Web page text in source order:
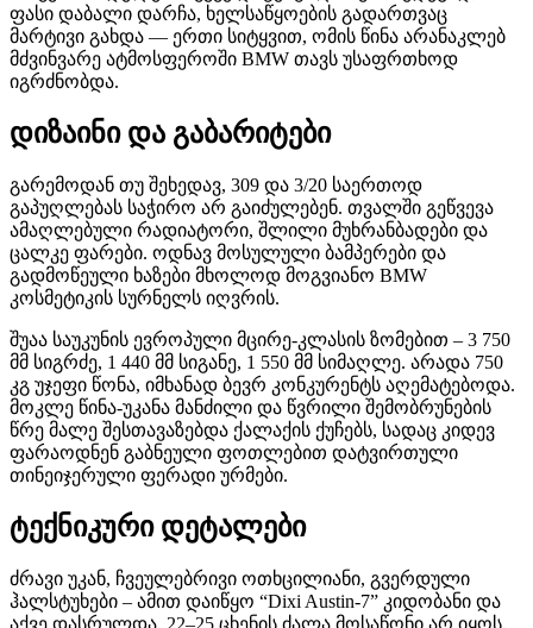
ფასი დაბალი დარჩა, ხელსაწყოების გადართვაც
მარტივი გახდა — ერთი სიტყვით, ომის წინა არანაკლებ
მძვინვარე ატმოსფეროში BMW თავს უსაფრთხოდ
იგრძნობდა.
დიზაინი და გაბარიტები
გარემოდან თუ შეხედავ, 309 და 3/20 საერთოდ
გაპუღლებას საჭირო არ გაიძულებენ. თვალში გეწვევა
ამაღლებული რადიატორი, შლილი მუხრანბადები და
ცალკე ფარები. ოდნავ მოსულული ბამპერები და
გადმოწეული ხაზები მხოლოდ მოგვიანო BMW
კოსმეტიკის სურნელს იღვრის.
შუაა საუკუნის ევროპული მცირე-კლასის ზომებით – 3 750
მმ სიგრძე, 1 440 მმ სიგანე, 1 550 მმ სიმაღლე. არადა 750
კგ უჯეფი წონა, იმხანად ბევრ კონკურენტს აღემატებოდა.
მოკლე წინა-უკანა მანძილი და წვრილი შემობრუნების
წრე მალე შესთავაზებდა ქალაქის ქუჩებს, სადაც კიდევ
ფარაოდნენ გაბნეული ფოთლებით დატვირთული
თინეიჯერული ფერადი ურმები.
ტექნიკური დეტალები
ძრავი უკან, ჩვეულებრივი ოთხცილიანი, გვერდული
ჰალსტუხები – ამით დაიწყო “Dixi Austin-7” კიდობანი და
აქვე დასრულდა. 22–25 ცხენის ძალა მოსაწონი არ იყოს,